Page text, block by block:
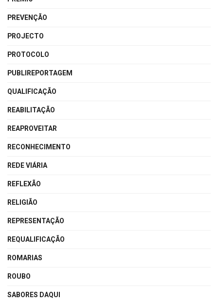
PREVENÇÃO
PROJECTO
PROTOCOLO
PUBLIREPORTAGEM
QUALIFICAÇÃO
REABILITAÇÃO
REAPROVEITAR
RECONHECIMENTO
REDE VIÁRIA
REFLEXÃO
RELIGIÃO
REPRESENTAÇÃO
REQUALIFICAÇÃO
ROMARIAS
ROUBO
SABORES DAQUI